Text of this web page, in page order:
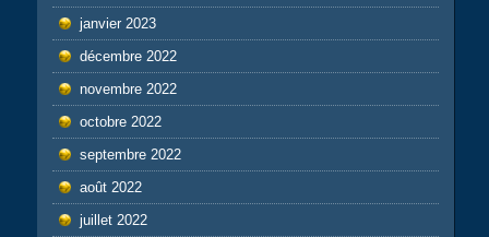
janvier 2023
décembre 2022
novembre 2022
octobre 2022
septembre 2022
août 2022
juillet 2022